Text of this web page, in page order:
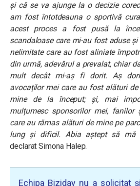
și că se va ajunge la o decizie
am fost întotdeauna o sportivă
acest proces a fost pusă la
scandaloase care mi-au fost aduse și
nelimitate care au fost aliniate
din urmă, adevărul a prevalat, chiar
mult decât mi-aș fi dorit. Aș
avocaților mei care au fost alături
mine de la început; și, mai
mulțumesc sponsorilor mei, fanilor
care au rămas alături de mine pe
lung și dificil. Abia aștept să mă
declarat Simona Halep.
Echipa Biziday nu a solicitat